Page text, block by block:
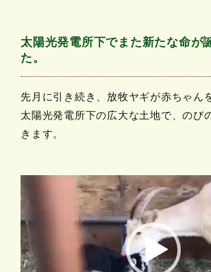
太陽光発電所下でまた新たな命が
た。
先月に引き続き、放牧ヤギが赤ちゃん
太陽光発電所下の広大な土地で、のび
きます。
動
画
プ
ー
ヤ